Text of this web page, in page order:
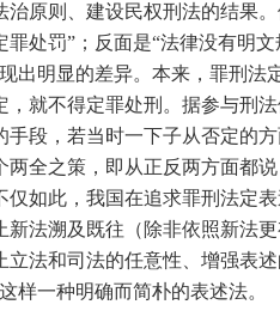
治原则、建设民权刑法的结果
罪处罚”；反面是“法律没有明
出明显的差异。本来，罪刑法
，就不得定罪处刑。据参与刑
手段，若当时一下子从否定的
两全之策，即从正反两方面都
仅如此，我国在追求罪刑法定
新法溯及既往（除非依照新法
立法和司法的任意性、增强表
样一种明确而简朴的表述法。